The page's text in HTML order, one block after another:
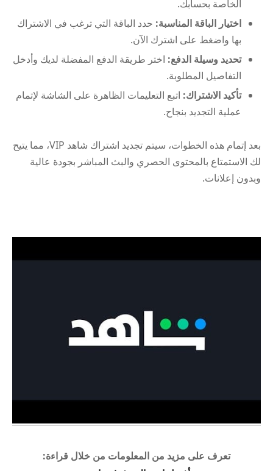
الخاصة بحسابك.
اختيار الباقة المناسبة: حدد الباقة التي ترغب في الاشتراك
بها واضغط على اشترك الآن.
تحديد وسيلة الدفع: اختر طريقة الدفع المفضلة لديك وأدخل
التفاصيل المطلوبة.
تأكيد الاشتراك: اتبع التعليمات الظاهرة على الشاشة لإتمام
عملية التجديد بنجاح.
بعد إتمام هذه الخطوات، سيتم تجديد اشتراك شاهد VIP، مما يتيح
لك الاستمتاع بالمحتوى الحصري والبث المباشر بجودة عالية
وبدون إعلانات.
تعرف على مزيد من المعلومات من خلال قراءة: